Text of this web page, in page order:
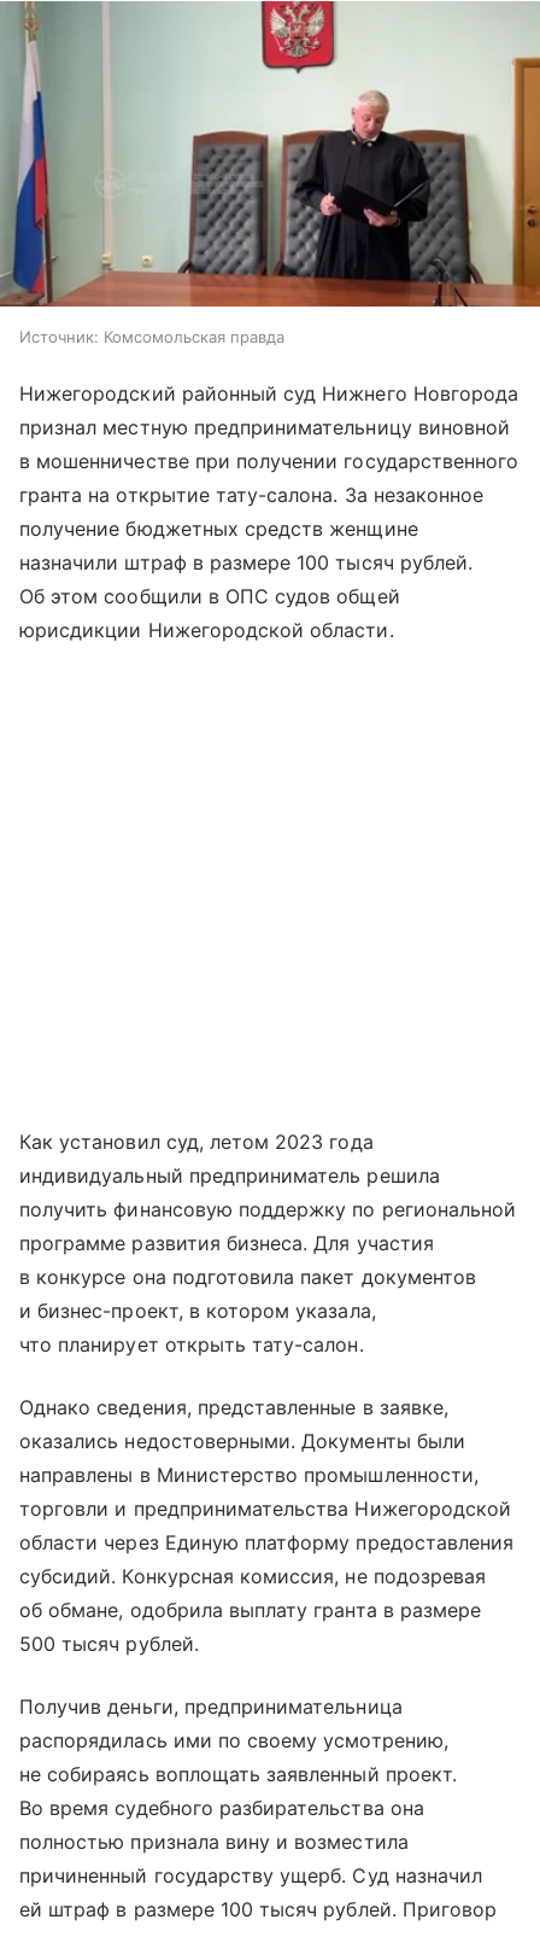
Источник: Комсомольская правда
Нижегородский районный суд Нижнего Новгорода
признал местную предпринимательницу виновной
в мошенничестве при получении государственного
гранта на открытие тату-салона. За незаконное
получение бюджетных средств женщине
назначили штраф в размере 100 тысяч рублей.
Об этом сообщили в ОПС судов общей
юрисдикции Нижегородской области.
Как установил суд, летом 2023 года
индивидуальный предприниматель решила
получить финансовую поддержку по региональной
программе развития бизнеса. Для участия
в конкурсе она подготовила пакет документов
и бизнес-проект, в котором указала,
что планирует открыть тату-салон.
Однако сведения, представленные в заявке,
оказались недостоверными. Документы были
направлены в Министерство промышленности,
торговли и предпринимательства Нижегородской
области через Единую платформу предоставления
субсидий. Конкурсная комиссия, не подозревая
об обмане, одобрила выплату гранта в размере
500 тысяч рублей.
Получив деньги, предпринимательница
распорядилась ими по своему усмотрению,
не собираясь воплощать заявленный проект.
Во время судебного разбирательства она
полностью признала вину и возместила
причиненный государству ущерб. Суд назначил
ей штраф в размере 100 тысяч рублей. Приговор